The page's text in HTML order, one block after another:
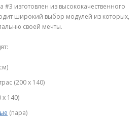
изготовлен из высококачественного
широкий выбор модулей из которых,
своей мечты.
(200 х 140)
х 140)
(пара)